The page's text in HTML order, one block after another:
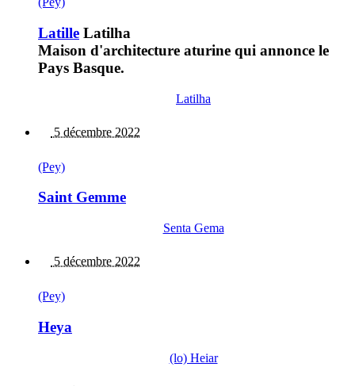
Latille Latilha
Maison d'architecture aturine qui annonce le
Pays Basque.
Latilha
5 décembre 2022
(Pey)
Saint Gemme
Senta Gema
5 décembre 2022
(Pey)
Heya
(lo) Heiar